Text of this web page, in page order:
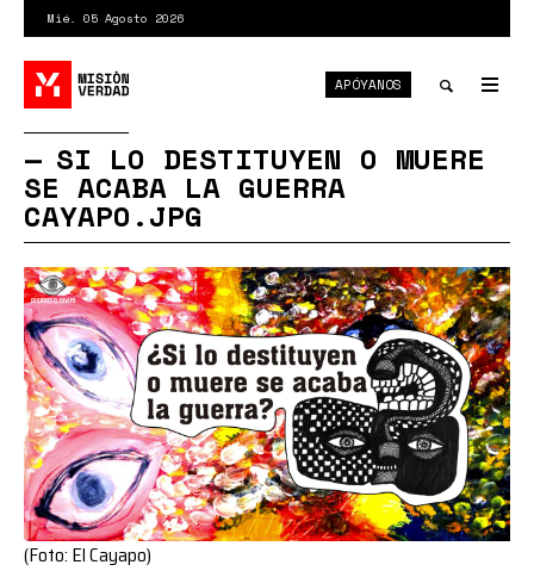
contenido
principal
Mié. 05 Agosto 2026
APÓYANOS
SI LO DESTITUYEN O MUERE
SE ACABA LA GUERRA
CAYAPO.JPG
(Foto: El Cayapo)